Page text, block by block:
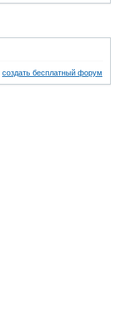
создать бесплатный форум